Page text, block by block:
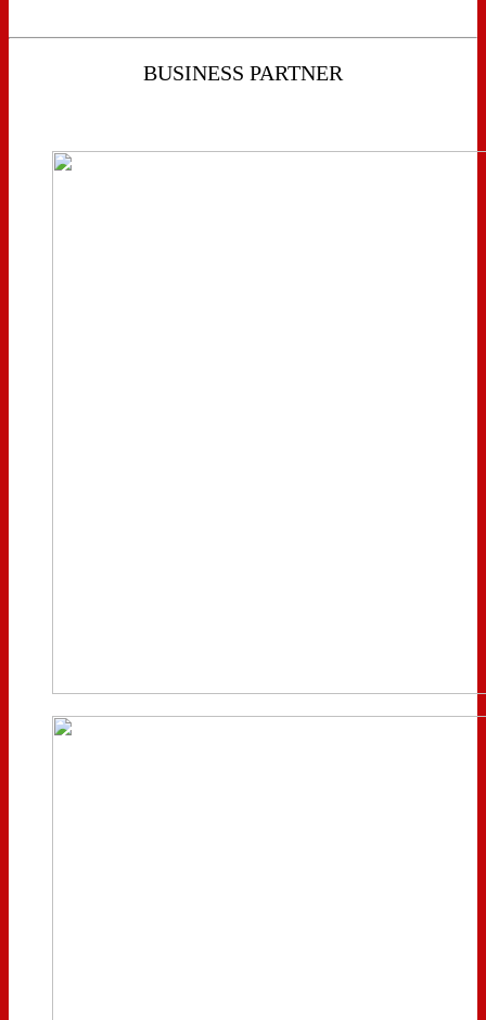
BUSINESS PARTNER